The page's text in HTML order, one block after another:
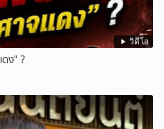
วิดีโอ
ง" ?